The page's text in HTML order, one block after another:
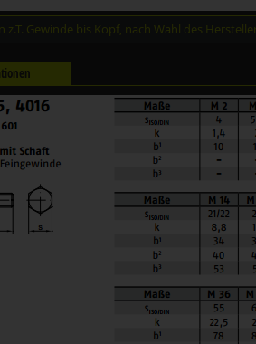
z.T. Gewinde bis Kopf, nach Wahl des